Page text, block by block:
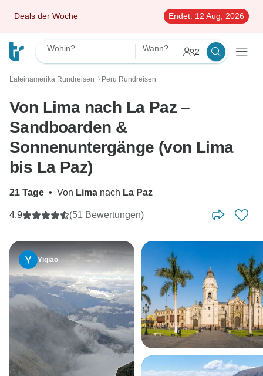
Deals der Woche Endet: 12 Aug, 2026
Wohin? Wann? 2
Lateinamerika Rundreisen 〉 Peru Rundreisen
Von Lima nach La Paz –
Sandboarden &
Sonnenuntergänge (von Lima
bis La Paz)
21 Tage • Von Lima nach La Paz
4,9 (51 Bewertungen)
Yiqiao